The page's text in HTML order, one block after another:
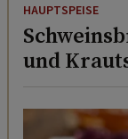
HAUPTSPEISE
und